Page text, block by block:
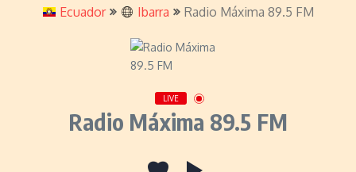
Ecuador Ibarra Radio Máxima 89.5 FM
LIVE
Radio Máxima 89.5 FM